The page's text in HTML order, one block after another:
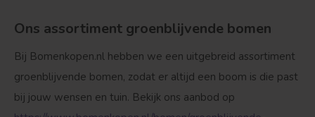
Ons assortiment groenblijvende bomen
Bij Bomenkopen.nl hebben we een uitgebreid assortiment
groenblijvende bomen, zodat er altijd een boom is die past
bij jouw wensen en tuin. Bekijk ons aanbod op